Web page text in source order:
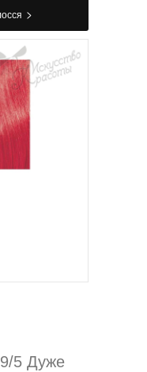
>
>Фарба
5 Дуже